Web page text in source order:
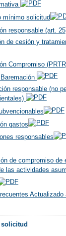
mínimo solicitud
responsable (art.
de cesión y
Compromiso
responsable (no
gastos
responsables
de compromiso de
las actividades
Actualizado
solicitud